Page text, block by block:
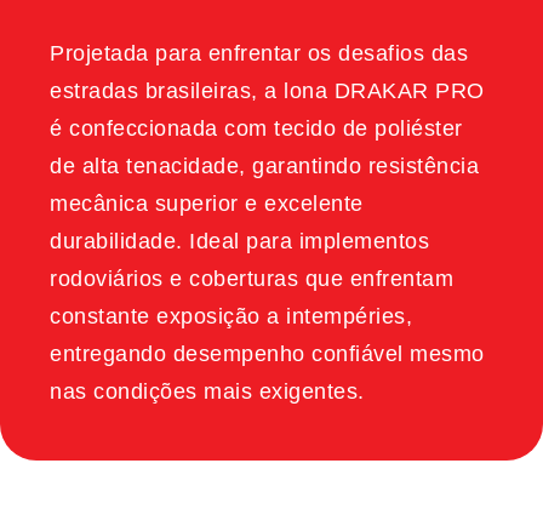
Projetada para enfrentar os desafios das
estradas brasileiras, a lona DRAKAR PRO
é confeccionada com tecido de poliéster
de alta tenacidade, garantindo resistência
mecânica superior e excelente
durabilidade. Ideal para implementos
rodoviários e coberturas que enfrentam
constante exposição a intempéries,
entregando desempenho confiável mesmo
nas condições mais exigentes.